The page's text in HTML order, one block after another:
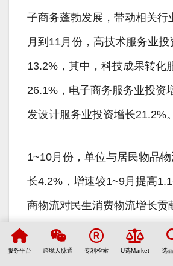
子商务蓬勃发展，带动相关行
月到11月份，高技术服务业投
13.2%，其中，科技成果转化
26.1%，电子商务服务业投资
发设计服务业投资增长21.2%。
1~10月份，单位与居民物品
长4.2%，增速较1~9月提高
商物流对民生消费物流增长贡
增长水平来看，10月，电商物
数为116.6点，持续较高水平运
服务平台 跨境人脉通 专利检索 U选Market 选